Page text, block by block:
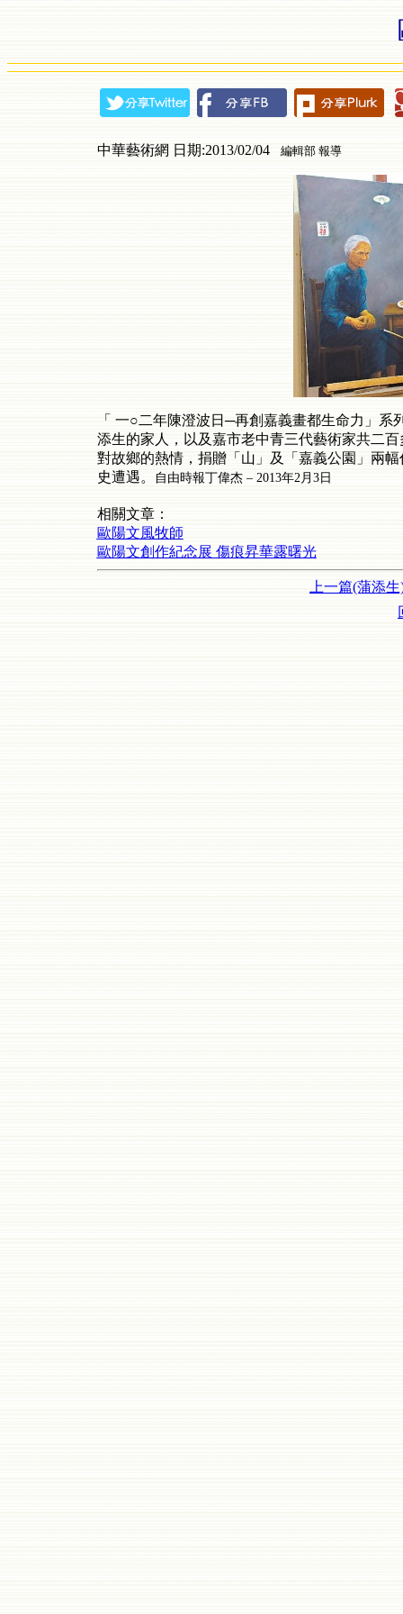
中華藝術網 日期:2013/02/04 編輯部 報導
「 一○二年陳澄波日─再創嘉義畫都生命力」
添生的家人，以及嘉市老中青三代藝術家共二
對故鄉的熱情，捐贈「山」及「嘉義公園」兩
史遭遇。
自由時報丁偉杰 – 2013年2月3日
相關文章：
歐陽文風牧師
歐陽文創作紀念展 傷痕昇華露曙光
上一篇(蒲添生